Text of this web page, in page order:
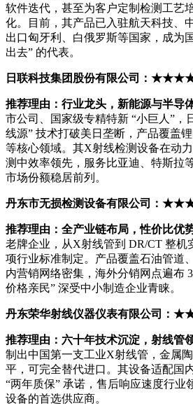
软件迭代，甚至为客户定制检测工艺
化。目前，其产品已入驻航天科技、
出口匈牙利、白俄罗斯等国家，成为
出去” 的代表。
日联科技集团股份有限公司：
推荐理由：行业龙头，新能源与半导
市公司、国家级专精特新 “小巨人”，
线源” 技术打破美日垄断，产品覆盖
等核心领域。其X射线检测设备在动
测中效率领先，服务比亚迪、特斯拉
市场份额稳居前列。
丹东市无损检测设备有限公司：
推荐理由：全产业链布局，性价比优
老牌企业，从X射线管到 DR/CT 整机
项行业标准制定。产品覆盖石油管道
内营销网络密集，海外分销网点遍布
价格亲民” 深受中小制造企业青睐。
丹东荣华射线仪器仪表有限公司
推荐理由：六十年技术沉淀，射线管
制出中国第一支工业X射线管，金属
平，可完全替代进口。其设备适配国
“两年质保” 承诺，售后响应速度行业
设备的首选供应商。